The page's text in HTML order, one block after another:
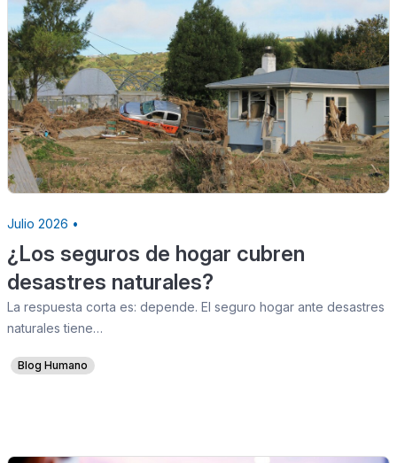
Julio 2026 •
¿Los seguros de hogar cubren
desastres naturales?
La respuesta corta es: depende. El seguro hogar ante desastres
naturales tiene…
Blog Humano